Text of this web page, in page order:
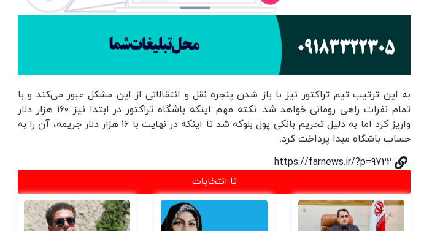
به این ترتیب تیم تراکتور نیز با باز شدن پنجره نقل و انتقالاتی از این مشکل عبور می‌کند و با
تمام نفرات راهی رومانی خواهد شد. نکته مهم اینکه باشگاه تراکتور در ابتدا نیز ۱۶۰ هزار دلار
واریز کرد اما به دلیل تحریم بانکی پول بلوکه شد تا اینکه در نهایت با ۱۶ هزار دلار جریمه، آن را به
حساب باشگاه مبدا پرداخت کرد.
https://farnews.ir/?p=9722
تا انتخابات